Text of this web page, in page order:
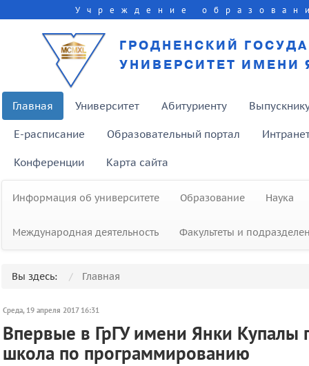
Учреждение
ГРОДНЕНСКИЙ
УНИВЕРСИТЕТ ИМЕНИ
Главная Университет Абитуриенту
E-расписание Образовательный портал
Конференции Карта сайта
Информация об университете Образование Наука
Международная деятельность Факультеты и
Вы здесь: Главная
Среда, 19 апреля 2017 16:31
Впервые в ГрГУ имени Янки
школа по программированию